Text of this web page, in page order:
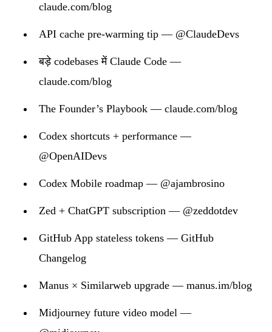
claude.com/blog
API cache pre-warming tip — @ClaudeDevs
बड़े codebases में Claude Code —
claude.com/blog
The Founder’s Playbook — claude.com/blog
Codex shortcuts + performance —
@OpenAIDevs
Codex Mobile roadmap — @ajambrosino
Zed + ChatGPT subscription — @zeddotdev
GitHub App stateless tokens — GitHub
Changelog
Manus × Similarweb upgrade — manus.im/blog
Midjourney future video model —